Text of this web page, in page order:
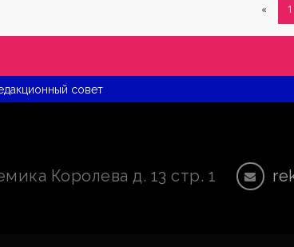
« 1
совет
Королева д. 13 стр. 1